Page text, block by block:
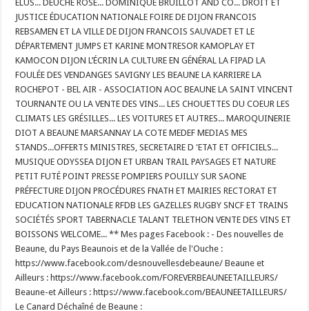
ÉLUS... DEUCHE ROSE... DOMINIQUE BRUILLOT AND CO... DROIT ET
JUSTICE ÉDUCATION NATIONALE FOIRE DE DIJON FRANCOIS
REBSAMEN ET LA VILLE DE DIJON FRANCOIS SAUVADET ET LE
DÉPARTEMENT JUMPS ET KARINE MONTRESOR KAMOPLAY ET
KAMOCON DIJON L’ÉCRIN LA CULTURE EN GÉNÉRAL LA FIPAD LA
FOULÉE DES VENDANGES SAVIGNY LES BEAUNE LA KARRIERE LA
ROCHEPOT - BEL AIR - ASSOCIATION AOC BEAUNE LA SAINT VINCENT
TOURNANTE OU LA VENTE DES VINS... LES CHOUETTES DU COEUR LES
CLIMATS LES GRÉSILLES... LES VOITURES ET AUTRES... MAROQUINERIE
DIOT A BEAUNE MARSANNAY LA COTE MEDEF MEDIAS MES
STANDS...OFFERTS MINISTRES, SECRETAIRE D 'ETAT ET OFFICIELS...
MUSIQUE ODYSSEA DIJON ET URBAN TRAIL PAYSAGES ET NATURE
PETIT FUTÉ POINT PRESSE POMPIERS POUILLY SUR SAONE
PRÉFECTURE DIJON PROCÉDURES FNATH ET MAIRIES RECTORAT ET
EDUCATION NATIONALE RFDB LES GAZELLES RUGBY SNCF ET TRAINS
SOCIÉTÉS SPORT TABERNACLE TALANT TELETHON VENTE DES VINS ET
BOISSONS WELCOME... ** Mes pages Facebook : - Des nouvelles de
Beaune, du Pays Beaunois et de la Vallée de l'Ouche :
https://www.facebook.com/desnouvellesdebeaune/ Beaune et
Ailleurs : https://www.facebook.com/FOREVERBEAUNEETAILLEURS/
Beaune-et Ailleurs : https://www.facebook.com/BEAUNEETAILLEURS/
Le Canard Déchaîné de Beaune :